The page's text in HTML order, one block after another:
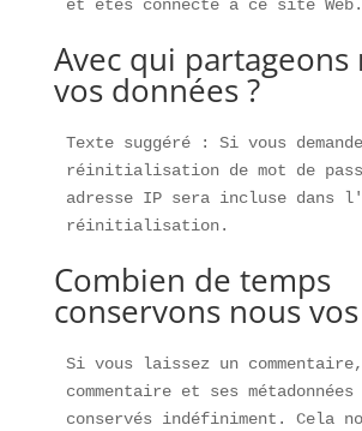
et êtes connecté à ce site Web.
Avec qui partageons
vos données ?
Texte suggéré : Si vous
réinitialisation de mot de
adresse IP sera incluse dans
réinitialisation.
Combien de temps
conservons nous vos
Si vous laissez un
commentaire et ses
conservés indéfiniment. Cela